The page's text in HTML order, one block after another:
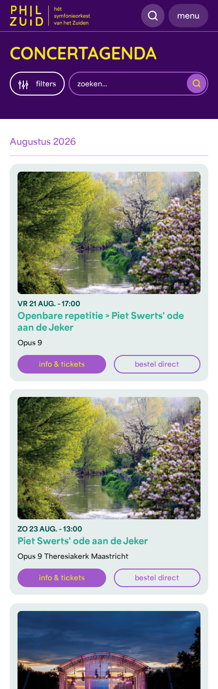
Zoeken
menu
CONCERTAGENDA
filters
Zoeken
Augustus 2026
VR 21 AUG. - 17:00
Opus 9
Openbare repetitie > Piet Swerts' ode
aan de Jeker
info & tickets bestel direct
ZO 23 AUG. - 13:00
Opus 9 Theresiakerk Maastricht
Piet Swerts' ode aan de Jeker
info & tickets bestel direct